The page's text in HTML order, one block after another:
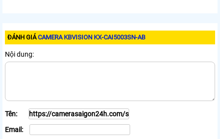
ĐÁNH GIÁCAMERA KBVISION KX-CAI5003SN-AB
Nội dung:
Tên:
Email: